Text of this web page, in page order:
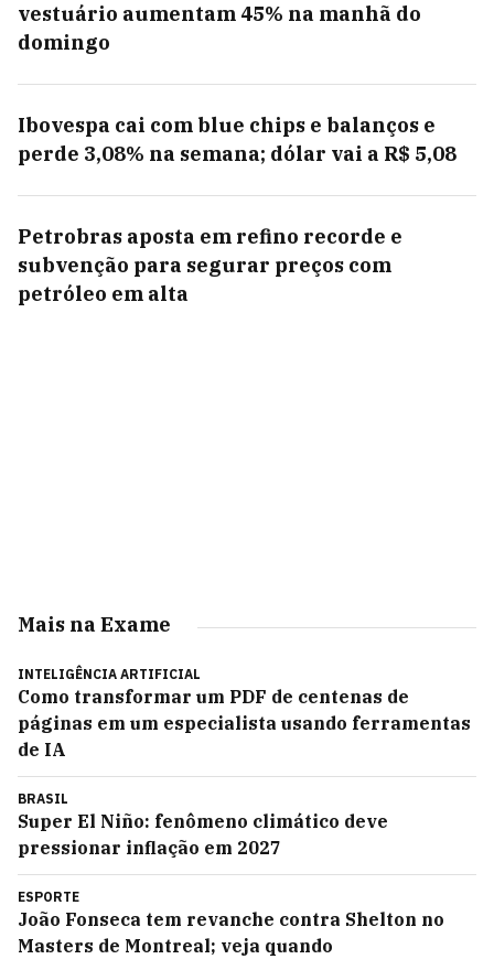
vestuário aumentam 45% na manhã do
domingo
Ibovespa cai com blue chips e balanços e
perde 3,08% na semana; dólar vai a R$ 5,08
Petrobras aposta em refino recorde e
subvenção para segurar preços com
petróleo em alta
Mais na Exame
INTELIGÊNCIA ARTIFICIAL
Como transformar um PDF de centenas de
páginas em um especialista usando ferramentas
de IA
BRASIL
Super El Niño: fenômeno climático deve
pressionar inflação em 2027
ESPORTE
João Fonseca tem revanche contra Shelton no
Masters de Montreal; veja quando